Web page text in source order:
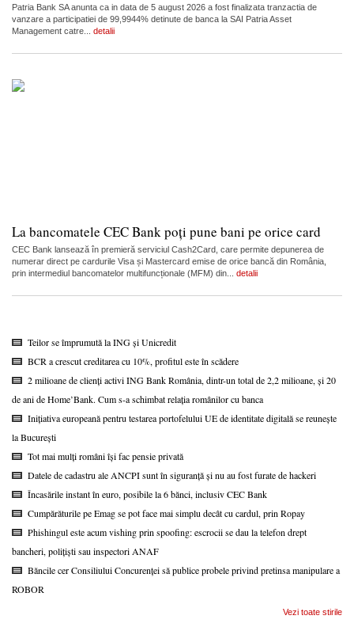
Patria Bank SA anunta ca in data de 5 august 2026 a fost finalizata tranzactia de
vanzare a participatiei de 99,9944% detinute de banca la SAI Patria Asset
Management catre... detalii
La bancomatele CEC Bank poți pune bani pe orice card
CEC Bank lansează în premieră serviciul Cash2Card, care permite depunerea de
numerar direct pe cardurile Visa și Mastercard emise de orice bancă din România,
prin intermediul bancomatelor multifuncționale (MFM) din... detalii
Teilor se împrumută la ING și Unicredit
BCR a crescut creditarea cu 10%, profitul este în scădere
2 milioane de clienți activi ING Bank România, dintr-un total de 2,2 milioane, și 20
de ani de Home’Bank. Cum s-a schimbat relația românilor cu banca
Inițiativa europeană pentru testarea portofelului UE de identitate digitală se reunește
la București
Tot mai mulți români își fac pensie privată
Datele de cadastru ale ANCPI sunt în siguranță și nu au fost furate de hackeri
Încasările instant în euro, posibile la 6 bănci, inclusiv CEC Bank
Cumpărăturile pe Emag se pot face mai simplu decât cu cardul, prin Ropay
Phishingul este acum vishing prin spoofing: escrocii se dau la telefon drept
bancheri, polițiști sau inspectori ANAF
Băncile cer Consiliului Concurenței să publice probele privind pretinsa manipulare a
ROBOR
Vezi toate stirile